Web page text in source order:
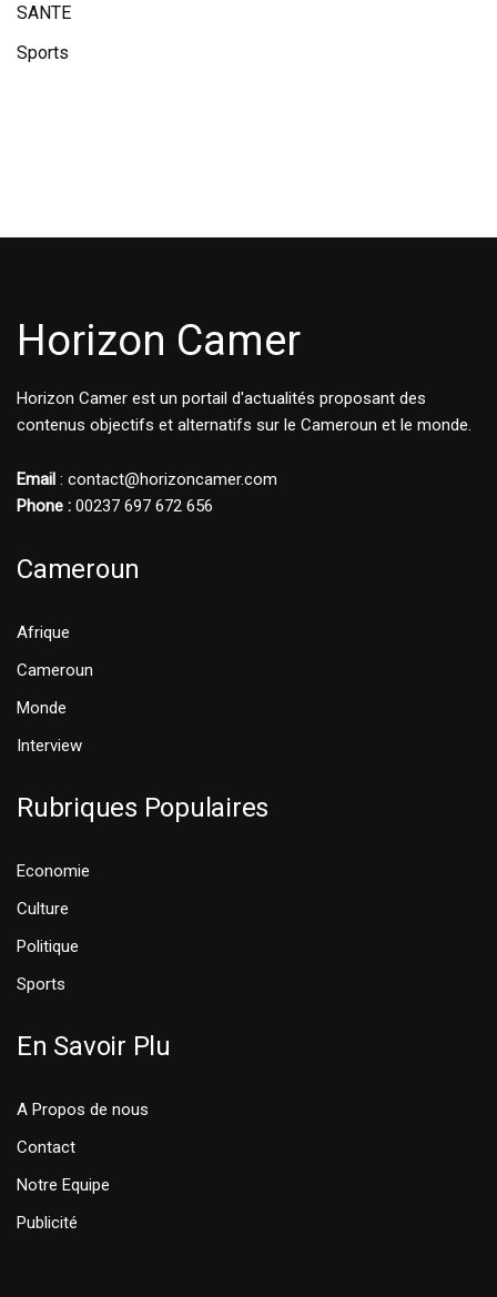
SANTE
Sports
Horizon Camer
Horizon Camer est un portail d'actualités proposant des
contenus objectifs et alternatifs sur le Cameroun et le monde.
Email : contact@horizoncamer.com
Phone : 00237 697 672 656
Cameroun
Afrique
Cameroun
Monde
Interview
Rubriques Populaires
Economie
Culture
Politique
Sports
En Savoir Plu
A Propos de nous
Contact
Notre Equipe
Publicité